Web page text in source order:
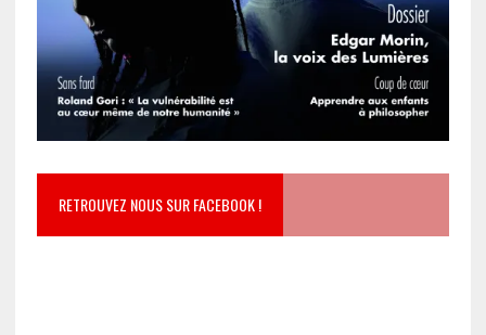
RETROUVEZ NOUS SUR FACEBOOK !